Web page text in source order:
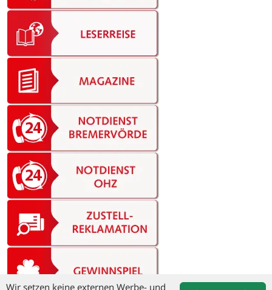
Wir setzen keine externen Werbe- und